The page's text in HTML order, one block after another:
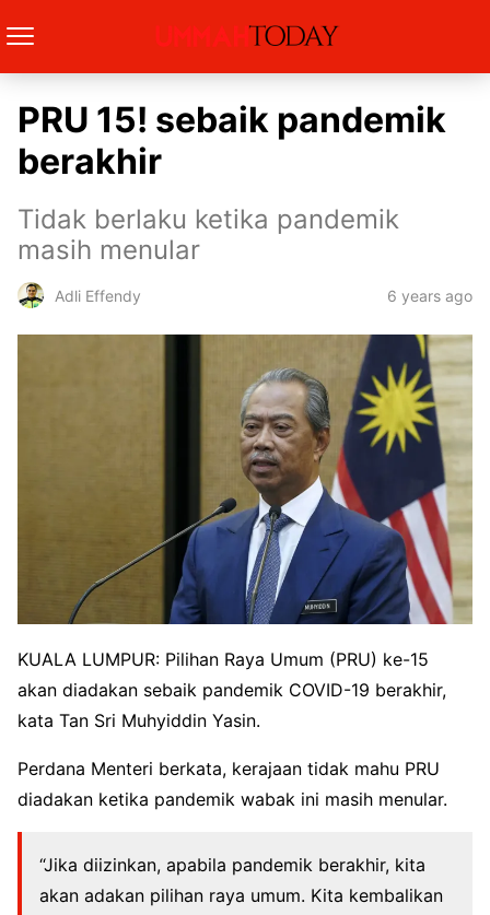
PRU 15! sebaik pandemik
berakhir
Tidak berlaku ketika pandemik
masih menular
Adli Effendy 6 years ago
KUALA LUMPUR: Pilihan Raya Umum (PRU) ke-15
akan diadakan sebaik pandemik COVID-19 berakhir,
kata Tan Sri Muhyiddin Yasin.
Perdana Menteri berkata, kerajaan tidak mahu PRU
diadakan ketika pandemik wabak ini masih menular.
“Jika diizinkan, apabila pandemik berakhir, kita
akan adakan pilihan raya umum. Kita kembalikan